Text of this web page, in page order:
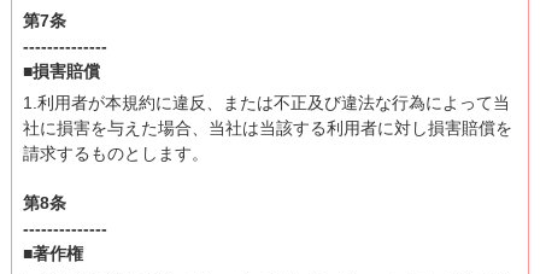
第7条
--------------
■損害賠償
1.利用者が本規約に違反、または不正及び違法な行為によって当
社に損害を与えた場合、当社は当該する利用者に対し損害賠償を
請求するものとします。
第8条
--------------
■著作権